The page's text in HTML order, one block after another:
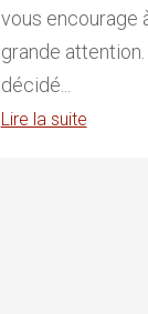
vous encourage
grande
décidé...
Lire la suite